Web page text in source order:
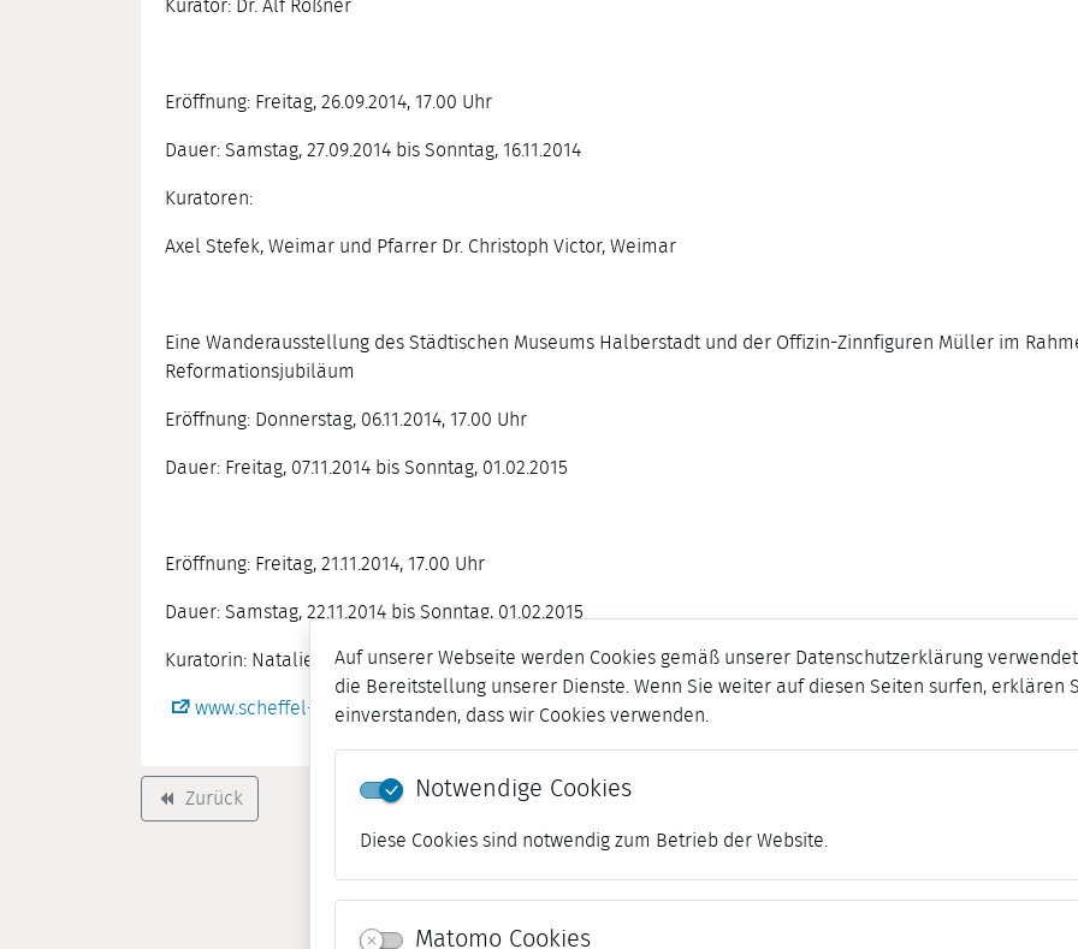
Auf unserer Webseite werden Cookies gemäß unserer Datenschutzerklärung
die Bereitstellung unserer Dienste. Wenn Sie weiter auf diesen Seiten surfen, erklären
einverstanden, dass wir Cookies verwenden.
Notwendige Cookies
Diese Cookies sind notwendig zum Betrieb der Website.
Matomo Cookies
Kurator: Dr. Alf Rößner
Eröffnung: Freitag, 26.09.2014, 17.00 Uhr
Dauer: Samstag, 27.09.2014 bis Sonntag, 16.11.2014
Kuratoren:
Axel Stefek, Weimar und Pfarrer Dr. Christoph Victor, Weimar
Eine Wanderausstellung des Städtischen Museums Halberstadt und der Offizin-Zinnfiguren Müller im
Reformationsjubiläum
Eröffnung: Donnerstag, 06.11.2014, 17.00 Uhr
Dauer: Freitag, 07.11.2014 bis Sonntag, 01.02.2015
Eröffnung: Freitag, 21.11.2014, 17.00 Uhr
Dauer: Samstag, 22.11.2014 bis Sonntag, 01.02.2015
Kuratorin: Natalie Gutgesell, M.A.
www.scheffel-ausstellung.de
backward Zurück